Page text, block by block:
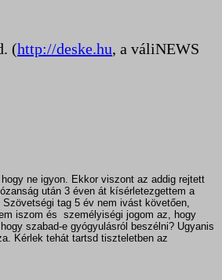
(http://deske.hu, a váliNEWS
ne igyon. Ekkor viszont az addig rejtett
után 3 éven át kísérletezgettem a
tag 5 év nem ivást követően,
iszom és személyiségi jogom az, hogy
szabad-e gyógyulásról beszélni? Ugyanis
Kérlek tehát tartsd tiszteletben az